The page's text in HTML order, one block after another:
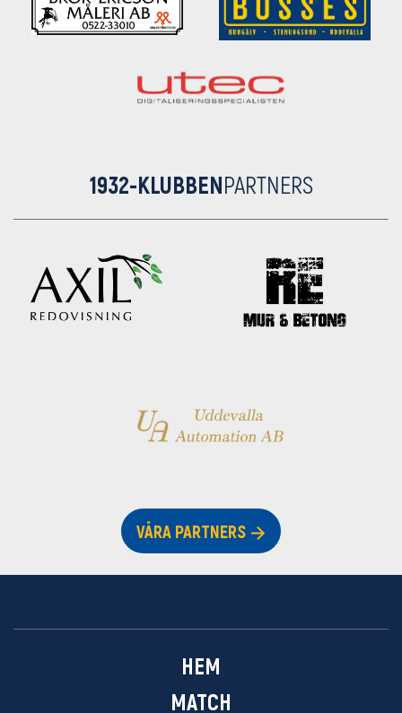
1932-KLUBBENPARTNERS
VÅRA PARTNERS
HEM
MATCH